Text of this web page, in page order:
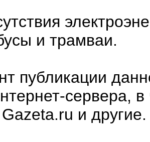
и трамваи.
публикации
сервера,
и другие.